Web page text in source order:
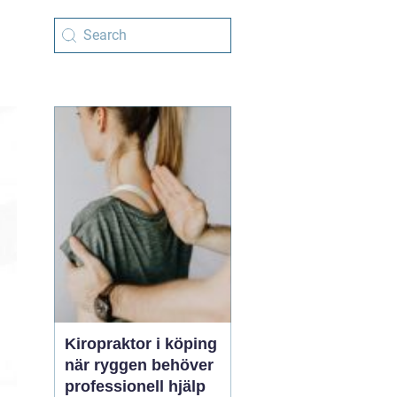
Kiropraktor i köping
när ryggen behöver
professionell hjälp